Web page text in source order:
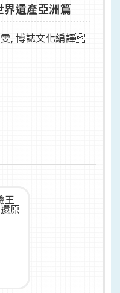
界遺產亞洲篇
雯, 博誌文化編譯